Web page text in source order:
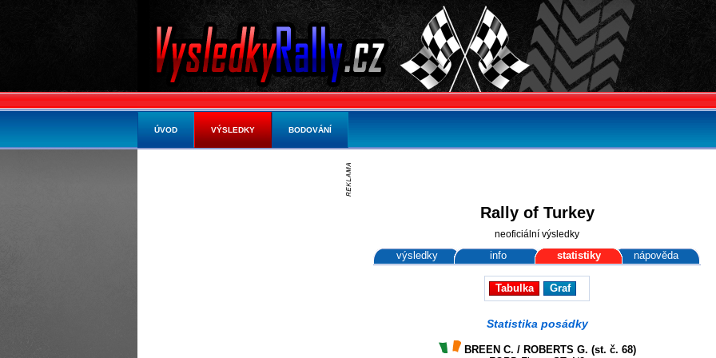
Rally of Turkey
neoficiální výsledky
výsledky info statistiky nápověda
Tabulka Graf
Statistika posádky
BREEN C. / ROBERTS G. (st. č. 68)
ÚVOD VÝSLEDKY BODOVÁNÍ